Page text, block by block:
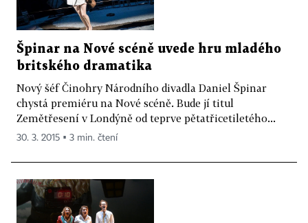
Špinar na Nové scéně uvede hru mladého
britského dramatika
Nový šéf Činohry Národního divadla Daniel Špinar
chystá premiéru na Nové scéně. Bude jí titul
Zemětřesení v Londýně od teprve pětatřicetiletého...
30. 3. 2015 ▪ 3 min. čtení